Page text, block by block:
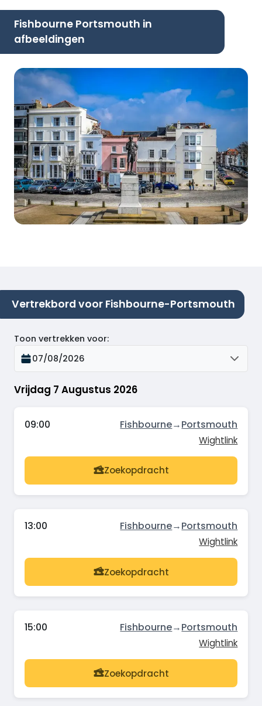
Fishbourne Portsmouth in
afbeeldingen
Vertrekbord voor Fishbourne-Portsmouth
Vrijdag 7 Augustus 2026
Toon vertrekken voor:
07/08/2026
09:00 Fishbourne→Portsmouth
Wightlink
Zoekopdracht
13:00 Fishbourne→Portsmouth
Wightlink
Zoekopdracht
15:00 Fishbourne→Portsmouth
Wightlink
Zoekopdracht